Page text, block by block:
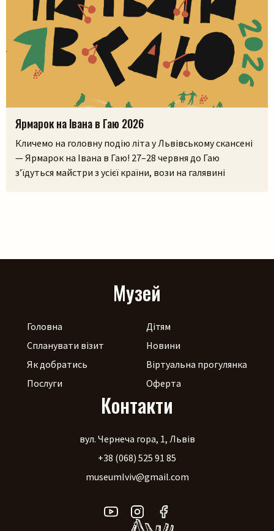
Ярмарок на Івана в Гаю 2026
Кличемо на головну подію літа у Львівському скансені
— Ярмарок на Івана в Гаю! 27–28 червня до Гаю
з’їдуться майстри з усієї країни, вози на галявині
Музей
Головна
Спланувати візит
Як добратись
Послуги
Дітям
Новини
Віртуальна прогулянка
Оферта
Контакти
вул. Чернеча гора, 1, Львів
+38 (068) 525 91 85
museumlviv@gmail.com